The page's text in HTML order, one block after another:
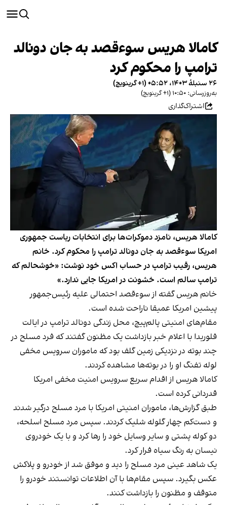
کامالا هریس سوءقصد به جان دونالد
ترامپ را محکوم کرد
۲۶ سنبلهٔ ۱۴۰۳، ۰۵:۵۲ (‎+۱ گرینویچ)
به‌روزرسانی: ۱۰:۵۰ (‎+۱ گرینویچ)
اشتراک‌گذاری
کامالا هریس، نامزد دموکرات‌ها برای انتخابات ریاست جمهوری
امریکا سوءقصد به جان دونالد ترامپ را محکوم کرد. خانم
هریس، رقیب ترامپ در حساب اکس خود نوشت: «خوشحالم که
ترامپ سالم است. خشونت در امریکا جایی ندارد.»
خانم هریس گفته از سوءقصد احتمالی علیه رئیس‌جمهور
پیشین امریکا عمیقا ناراحت شده است.
مقام‌های امنیتی پالم‌پیچ، محل زندگی دونالد ترامپ در ایالت
فلوریدا با اعلام خبر بازداشت یک مظنون گفتند که فرد مسلح در
چند بوته در نزدیکی زمین گلف بود که ماموران سرویس مخفی
لوله تفنگ او را در بوته‌ها مشاهده کردند.
کامالا هریس از اقدام سریع سرویس امنیت مخفی امریکا
قدردانی کرده است.
طبق گزارش‌ها، ماموران امنیتی امریکا با مرد مسلح درگیر شدند
و دست‌کم چهار گلوله شلیک کردند. سپس مرد مسلح اسلحه،
دو کوله پشتی و سایر وسایل خود را رها کرد و با یک خودروی
نیسان به رنگ سیاه فرار کرد.
یک شاهد عینی مرد مسلح را دید و موفق شد از خودرو و پلاکش
عکس بگیرد. سپس مقام‌ها با آن اطلاعات توانستند خودرو را
متوقف و مظنون را بازداشت کنند.